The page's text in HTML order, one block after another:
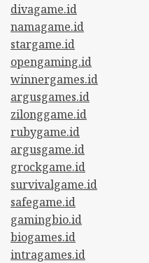
divagame.id
namagame.id
stargame.id
opengaming.id
winnergames.id
argusgames.id
zilonggame.id
rubygame.id
argusgame.id
grockgame.id
survivalgame.id
safegame.id
gamingbio.id
biogames.id
intragames.id